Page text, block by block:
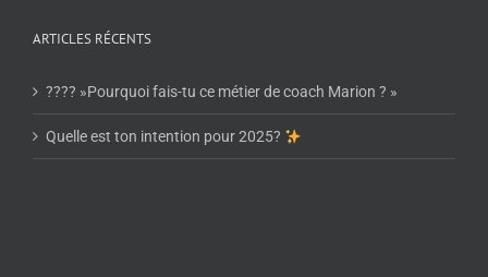
ARTICLES RÉCENTS
???? »Pourquoi fais-tu ce métier de coach Marion ? »
Quelle est ton intention pour 2025?